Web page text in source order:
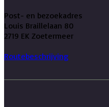
Post- en bezoekadres
Louis Braillelaan 80
2719 EK Zoetermeer
Routebeschrijving